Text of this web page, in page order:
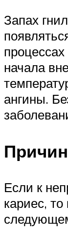
Запах
начала
ангины.
Если к
кариес,